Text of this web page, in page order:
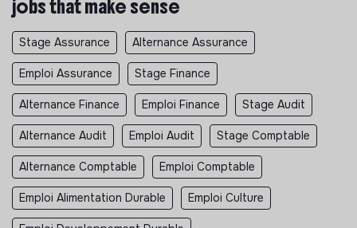
jobs that make sense
Stage Assurance Alternance Assurance
Emploi Assurance Stage Finance
Alternance Finance Emploi Finance Stage Audit
Alternance Audit Emploi Audit Stage Comptable
Alternance Comptable Emploi Comptable
Emploi Alimentation Durable Emploi Culture